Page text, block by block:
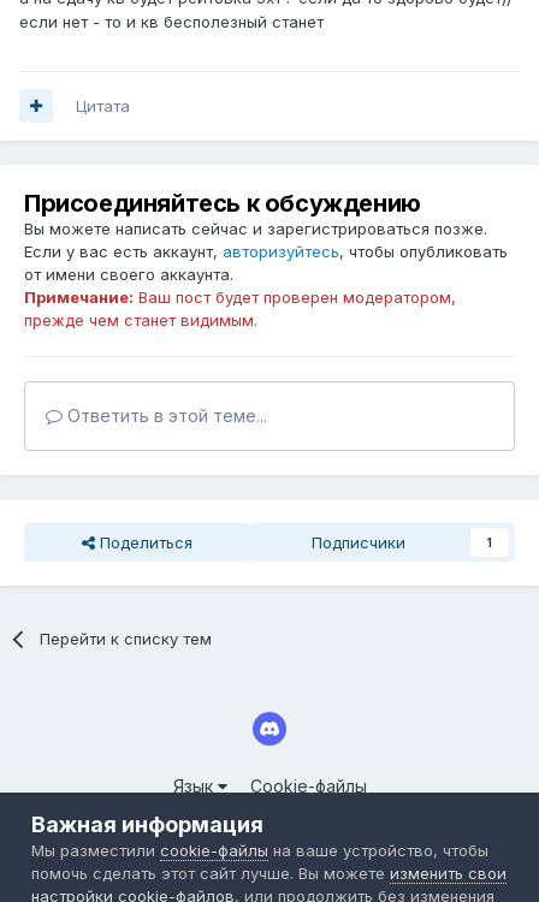
пару месяцев, в таком случае могу потестировать
поиграть, но тогда каких дополнительных исправлений
выпадаемых квест предметов? Так как каких сообщений
по проблемам в квестах я не вижу.
Баюм уже поправлен, после рестарта будет всё ровно.
если нет - то и кв бесполезный станет
Цитата
Присоединяйтесь к обсуждению
Вы можете написать сейчас и зарегистрироваться позже.
Если у вас есть аккаунт, авторизуйтесь, чтобы опубликовать
от имени своего аккаунта.
Примечание: Ваш пост будет проверен модератором,
прежде чем станет видимым.
Ответить в этой теме...
Поделиться Подписчики 1
Перейти к списку тем
Язык Cookie-файлы
© 2025 СООБЩЕСТВО СЕРВЕРОВ LINEAGE II FORUM.CLOUDY-
WORLD.RU
Powered by Invision Community
Важная информация
Мы разместилиcookie-файлы на ваше устройство, чтобы
помочь сделать этот сайт лучше. Вы можетеизменить свои
настройки cookie-файлов, или продолжить без изменения